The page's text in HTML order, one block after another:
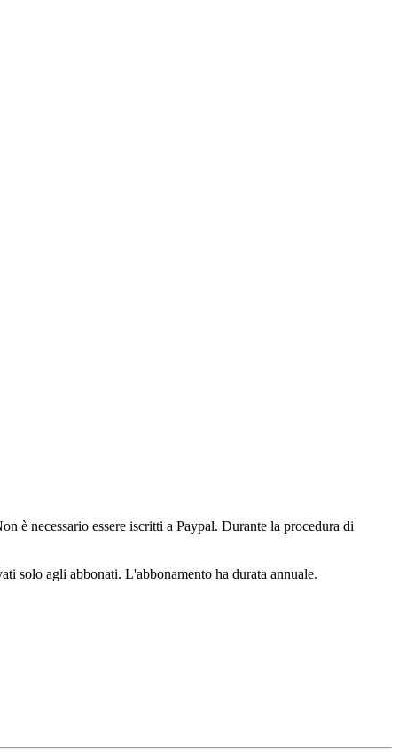
è necessario essere iscritti a Paypal. Durante la procedura di
solo agli abbonati. L'abbonamento ha durata annuale.